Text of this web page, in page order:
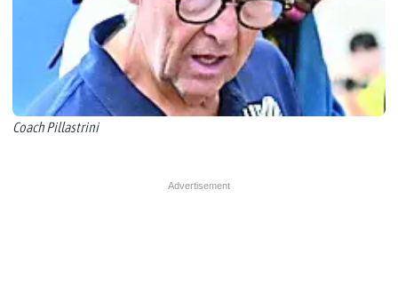
Coach Pillastrini